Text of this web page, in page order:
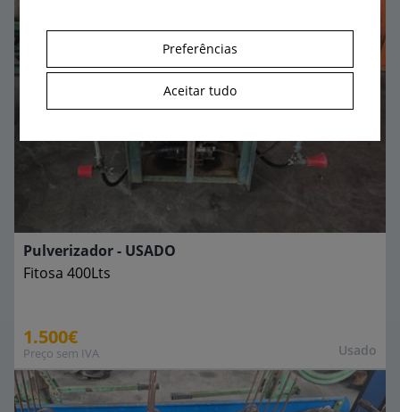
Usado
Pulverizador - USADO
Fitosa 400Lts
1.500€
Preço sem IVA
Preferências
Aceitar tudo